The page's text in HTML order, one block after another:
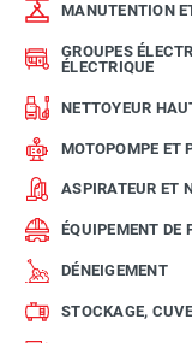
MANUTENTION
GROUPES
ÉLECTRIQUE
NETTOYEUR
MOTOPOMPE ET
ASPIRATEUR ET
ÉQUIPEMENT DE
DÉNEIGEMENT
STOCKAGE,